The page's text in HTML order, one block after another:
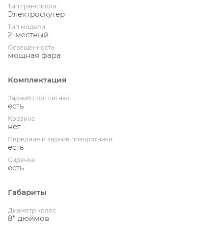
Тип транспорта
Электроскутер
Тип модели
2-местный
Освещенность
мощная фара
Комплектация
Задний стоп сигнал
есть
Корзина
нет
Передние и задние поворотники
есть
Сиденье
есть
Габариты
Диаметр колес
8" дюймов